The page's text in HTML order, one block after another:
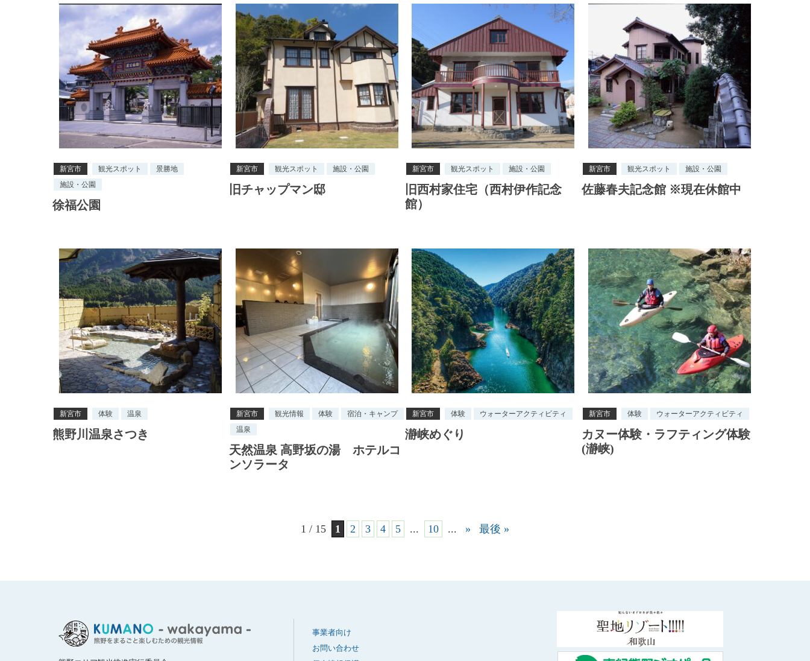
新宮市 観光スポット
景勝地
施設・公園
徐福公園
新宮市 観光スポット 施設・公園
旧チャップマン邸
新宮市 観光スポット 施設・公園
旧西村家住宅（西村伊作記念
館）
新宮市 観光スポット 施設・公園
佐藤春夫記念館 ※現在休館中
新宮市 体験 温泉
熊野川温泉さつき
新宮市 観光情報 体験
宿泊・キャンプ
温泉
天然温泉 高野坂の湯 ホテルコ
ンソラータ
新宮市 体験 ウォーターアクティビティ
瀞峡めぐり
新宮市 体験 ウォーターアクティビティ
カヌー体験・ラフティング体験
(瀞峡)
1 / 15 1 2 3 4 5 ... 10 ... » 最後 »
事業者向け
お問い合わせ